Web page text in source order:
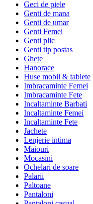
Geci de piele
Genti de mana
Genti de umar
Genti Femei
Genti plic
Genti tip postas
Ghete
Hanorace
Huse mobil & tablete
Imbracaminte Femei
Imbracaminte Fete
Incaltaminte Barbati
Incaltaminte Femei
Incaltaminte Fete
Jachete
Lenjerie intima
Maiouri
Mocasini
Ochelari de soare
Palarii
Paltoane
Pantaloni